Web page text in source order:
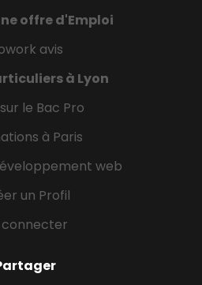
offre d'Emploi
avis
à Lyon
le Bac Pro
à Paris
web
un Profil
connecter